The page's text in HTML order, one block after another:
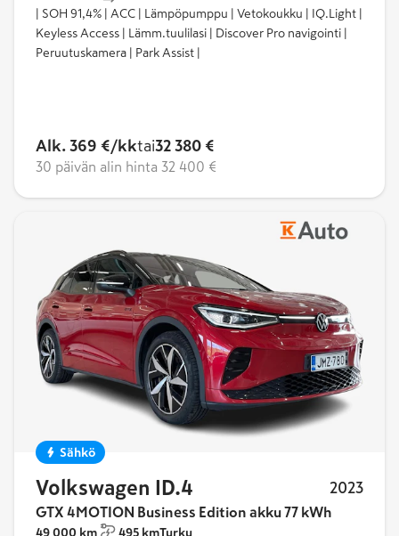
| SOH 91,4% | ACC | Lämpöpumppu | Vetokoukku | IQ.Light |
Keyless Access | Lämm.tuulilasi | Discover Pro navigointi |
Peruutuskamera | Park Assist |
Alk. 369 €/kktai32 380 €
30 päivän alin hinta 32 400 €
Sähkö
Volkswagen ID.4 2023
GTX 4MOTION Business Edition akku 77 kWh
49 000 km 495 kmTurku